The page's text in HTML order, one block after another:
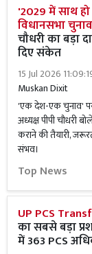
'2029 में साथ
विधानसभा
चौधरी का बड़ा
दिए संकेत
15 Jul 2026
Muskan Dixit
'एक देश-एक चुनाव'
अध्यक्ष पीपी चौधरी
कराने की तैयारी,
संभव।
Top News
UP PCS
का सबसे बड़ा
में 363 PCS